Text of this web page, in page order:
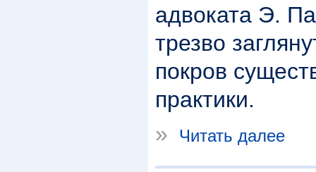
адвоката Э.
трезво
покров
практики.
»
Читать далее